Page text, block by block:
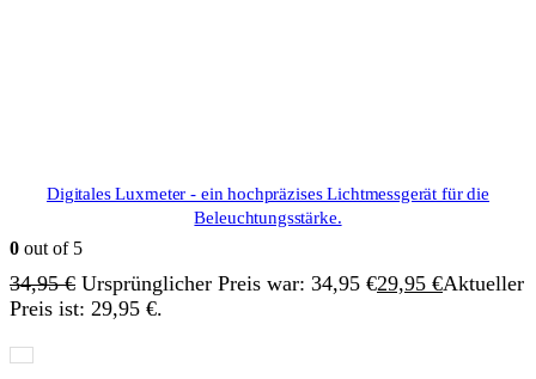
Digitales Luxmeter - ein hochpräzises Lichtmessgerät für die
Beleuchtungsstärke.
0 out of 5
34,95€ Ursprünglicher Preis war: 34,95 €29,95 €Aktueller
Preis ist: 29,95 €.